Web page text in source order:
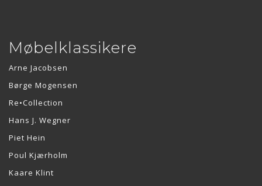
Møbelklassikere
Arne Jacobsen
Børge Mogensen
Re•Collection
Hans J. Wegner
Piet Hein
Poul Kjærholm
Kaare Klint